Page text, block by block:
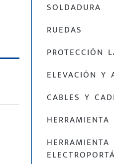
SOLDADURA
RUEDAS
PROTECCIÓN
ELEVACIÓN Y
CABLES Y
HERRAMIENTA